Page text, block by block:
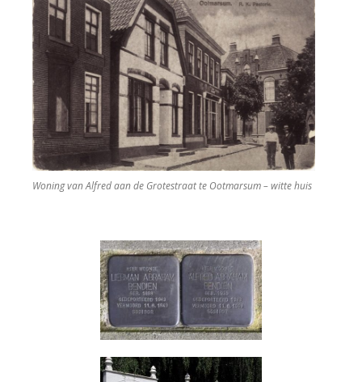
Woning van Alfred aan de Grotestraat te Ootmarsum – witte huis